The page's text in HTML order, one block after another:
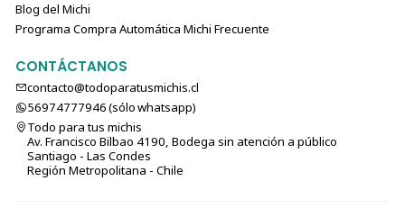
Blog del Michi
Programa Compra Automática Michi Frecuente
CONTÁCTANOS
contacto@todoparatusmichis.cl
56974777946 (sólo⁣⁣⁣⁣⁣​​​​​​​​​​​​​​​ whatsapp)
Todo para tus michis
Av. Francisco Bilbao 4190, Bodega sin atención a público
Santiago - Las Condes
Región Metropolitana - Chile